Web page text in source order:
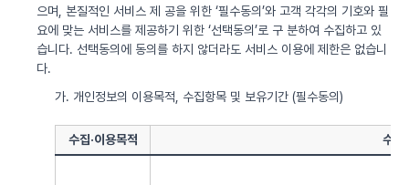
으며, 본질적인 서비스 제 공을 위한 ‘필수동의’와 고객 각각의 기호와 필
요에 맞는 서비스를 제공하기 위한 ‘선택동의’로 구 분하여 수집하고 있
습니다. 선택동의에 동의를 하지 않더라도 서비스 이용에 제한은 없습니
다.
가. 개인정보의 이용목적, 수집항목 및 보유기간 (필수동의)
수집·이용목적 수집